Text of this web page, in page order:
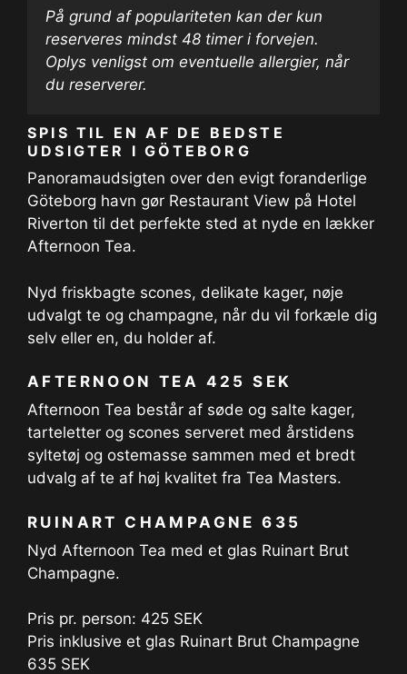
På grund af populariteten kan der kun
reserveres mindst 48 timer i forvejen.
Oplys venligst om eventuelle allergier, når
du reserverer.
SPIS TIL EN AF DE BEDSTE
UDSIGTER I GÖTEBORG
Panoramaudsigten over den evigt foranderlige
Göteborg havn gør Restaurant View på Hotel
Riverton til det perfekte sted at nyde en lækker
Afternoon Tea.
Nyd friskbagte scones, delikate kager, nøje
udvalgt te og champagne, når du vil forkæle dig
selv eller en, du holder af.
AFTERNOON TEA 425 SEK
Afternoon Tea består af søde og salte kager,
tarteletter og scones serveret med årstidens
syltetøj og ostemasse sammen med et bredt
udvalg af te af høj kvalitet fra Tea Masters.
RUINART CHAMPAGNE 635
Nyd Afternoon Tea med et glas Ruinart Brut
Champagne.
Pris pr. person: 425 SEK
Pris inklusive et glas Ruinart Brut Champagne
635 SEK